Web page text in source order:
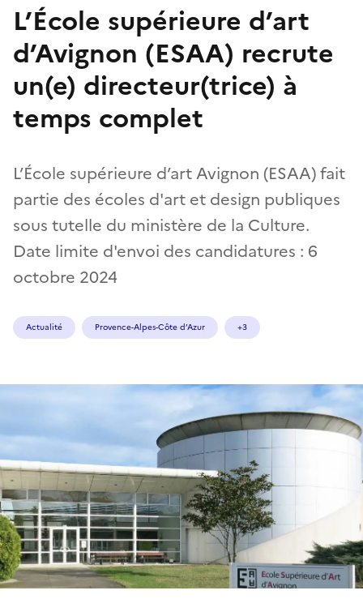
L’École supérieure d’art
d’Avignon (ESAA) recrute
un(e) directeur(trice) à
temps complet
L’École supérieure d’art Avignon (ESAA) fait
partie des écoles d'art et design publiques
sous tutelle du ministère de la Culture.
Date limite d'envoi des candidatures : 6
octobre 2024
Actualité Provence-Alpes-Côte d’Azur +3